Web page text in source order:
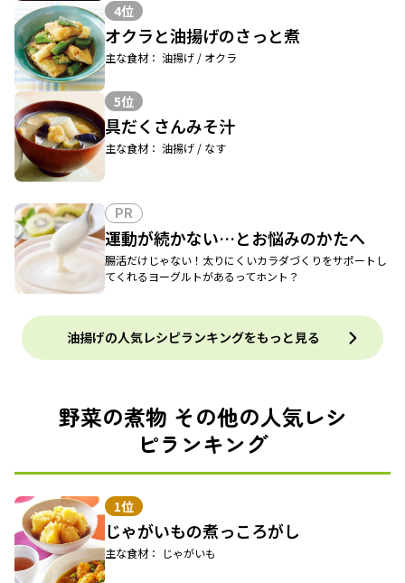
4位
オクラと油揚げのさっと煮
主な食材： 油揚げ / オクラ
5位
具だくさんみそ汁
主な食材： 油揚げ / なす
PR
運動が続かない…とお悩みのかたへ
腸活だけじゃない！太りにくいカラダづくりをサポートし
てくれるヨーグルトがあるってホント？
油揚げの人気レシピランキングをもっと見る
野菜の煮物 その他の人気レシ
ピランキング
1位
じゃがいもの煮っころがし
主な食材： じゃがいも